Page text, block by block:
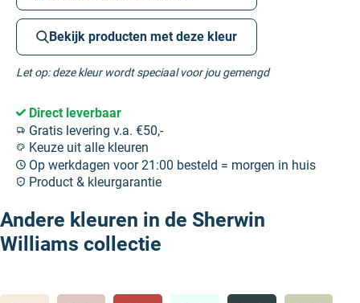
Bekijk producten met deze kleur
Let op: deze kleur wordt speciaal voor jou gemengd
Direct leverbaar
Gratis levering v.a. €50,-
Keuze uit alle kleuren
Op werkdagen voor 21:00 besteld = morgen in huis
Product & kleurgarantie
Andere kleuren in de Sherwin
Williams collectie